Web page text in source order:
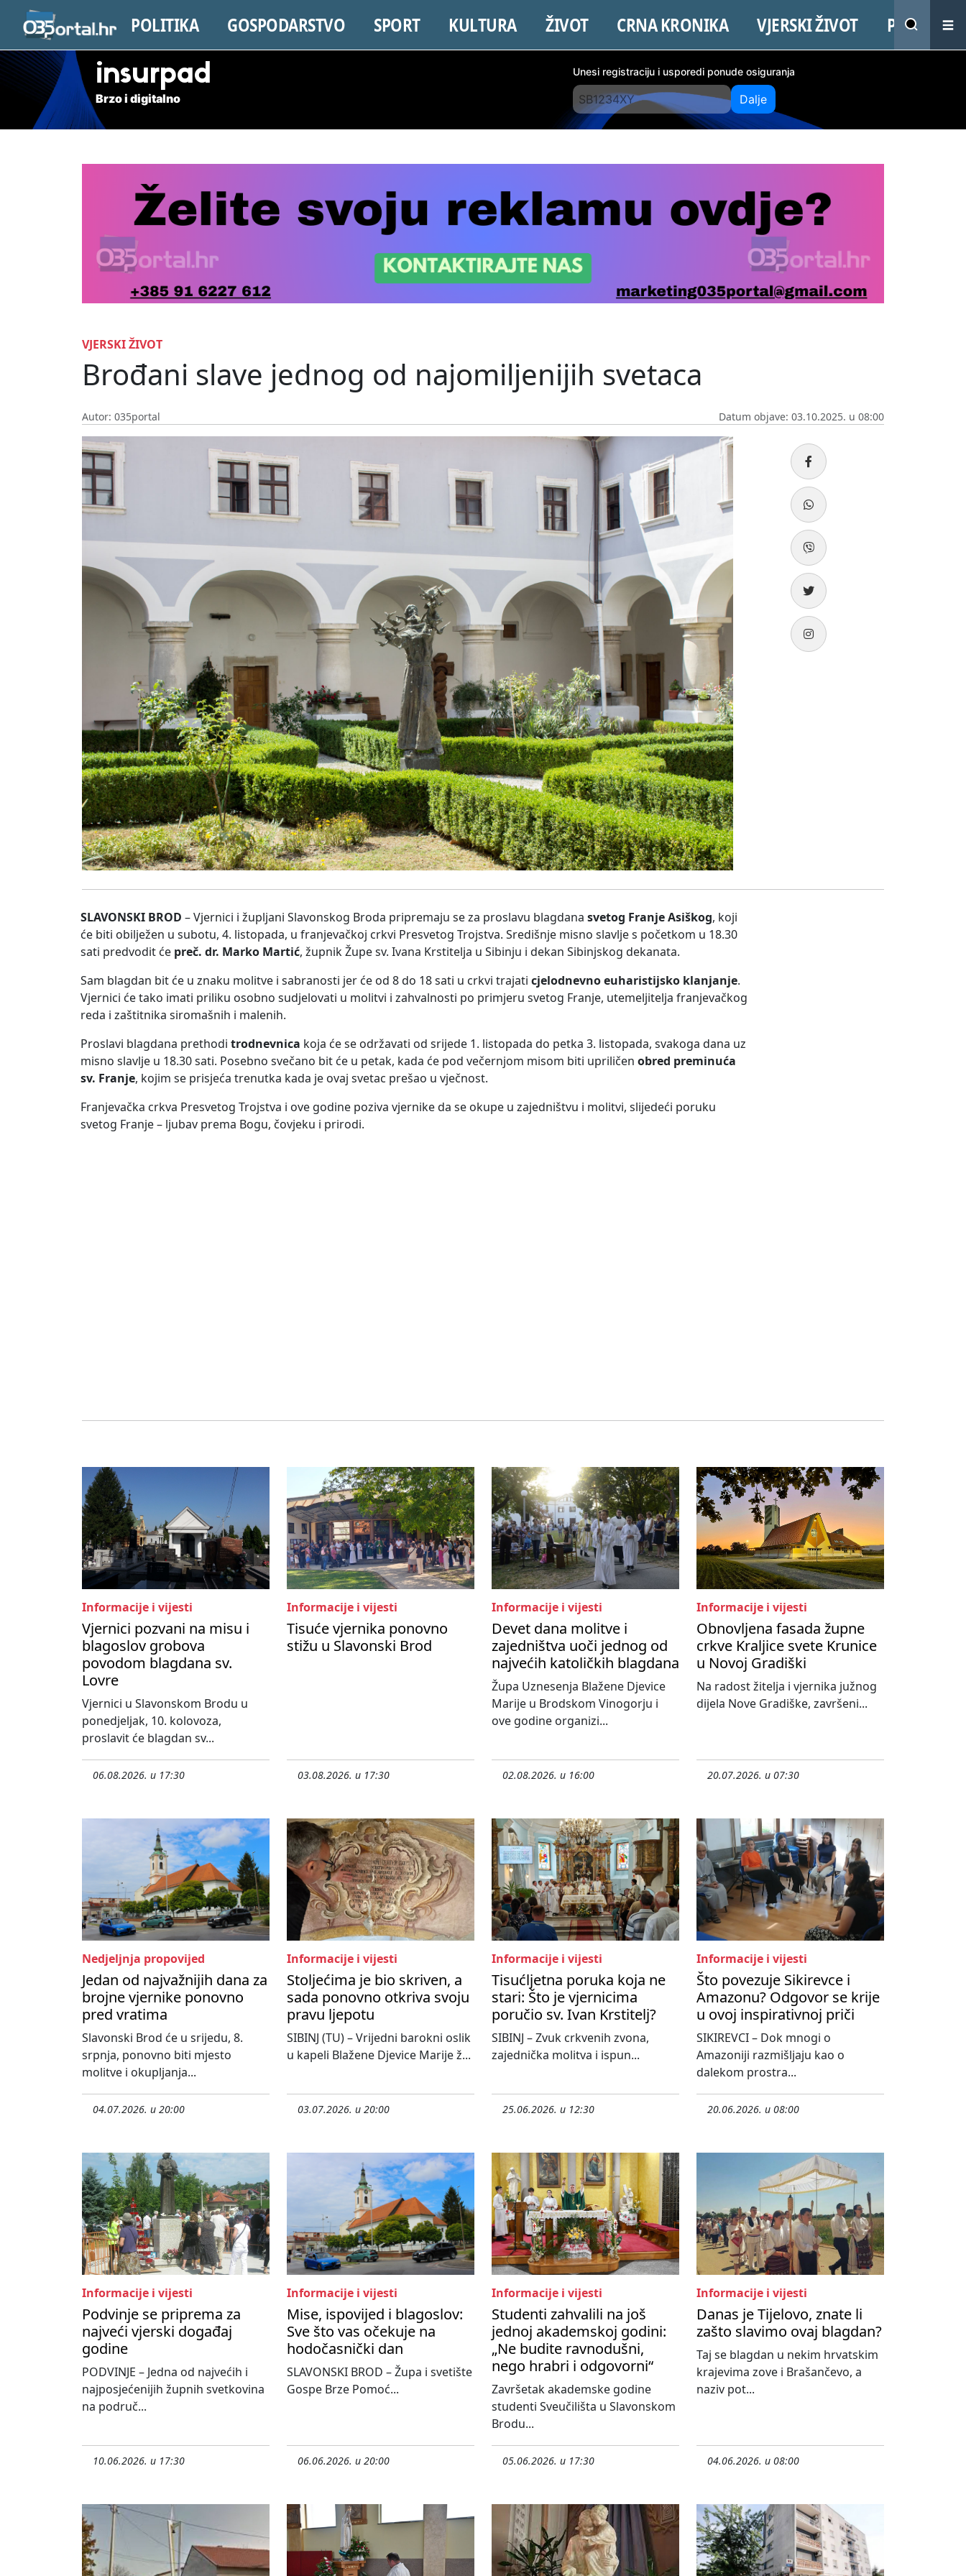
POLITIKA GOSPODARSTVO SPORT KULTURA ŽIVOT CRNA KRONIKA VJERSKI ŽIVOT PROMO
insurpad
Brzo i digitalno
Unesi registraciju i usporedi ponude osiguranja
Dalje
VJERSKI ŽIVOT
Brođani slave jednog od najomiljenijih svetaca
Autor: 035portal Datum objave: 03.10.2025. u 08:00
SLAVONSKI BROD – Vjernici i župljani Slavonskog Broda pripremaju se za proslavu blagdana svetog Franje Asiškog, koji
će biti obilježen u subotu, 4. listopada, u franjevačkoj crkvi Presvetog Trojstva. Središnje misno slavlje s početkom u 18.30
sati predvodit će preč. dr. Marko Martić, župnik Župe sv. Ivana Krstitelja u Sibinju i dekan Sibinjskog dekanata.
Sam blagdan bit će u znaku molitve i sabranosti jer će od 8 do 18 sati u crkvi trajati cjelodnevno euharistijsko klanjanje.
Vjernici će tako imati priliku osobno sudjelovati u molitvi i zahvalnosti po primjeru svetog Franje, utemeljitelja franjevačkog
reda i zaštitnika siromašnih i malenih.
Proslavi blagdana prethodi trodnevnica koja će se održavati od srijede 1. listopada do petka 3. listopada, svakoga dana uz
misno slavlje u 18.30 sati. Posebno svečano bit će u petak, kada će pod večernjom misom biti upriličen obred preminuća
sv. Franje, kojim se prisjeća trenutka kada je ovaj svetac prešao u vječnost.
Franjevačka crkva Presvetog Trojstva i ove godine poziva vjernike da se okupe u zajedništvu i molitvi, slijedeći poruku
svetog Franje – ljubav prema Bogu, čovjeku i prirodi.
Informacije i vijesti
Vjernici pozvani na misu i
blagoslov grobova
povodom blagdana sv.
Lovre
Vjernici u Slavonskom Brodu u
ponedjeljak, 10. kolovoza,
proslavit će blagdan sv...
06.08.2026. u 17:30
Informacije i vijesti
Tisuće vjernika ponovno
stižu u Slavonski Brod
03.08.2026. u 17:30
Informacije i vijesti
Devet dana molitve i
zajedništva uoči jednog od
najvećih katoličkih blagdana
Župa Uznesenja Blažene Djevice
Marije u Brodskom Vinogorju i
ove godine organizi...
02.08.2026. u 16:00
Informacije i vijesti
Obnovljena fasada župne
crkve Kraljice svete Krunice
u Novoj Gradiški
Na radost žitelja i vjernika južnog
dijela Nove Gradiške, završeni...
20.07.2026. u 07:30
Nedjeljnja propovijed
Jedan od najvažnijih dana za
brojne vjernike ponovno
pred vratima
Slavonski Brod će u srijedu, 8.
srpnja, ponovno biti mjesto
molitve i okupljanja...
04.07.2026. u 20:00
Informacije i vijesti
Stoljećima je bio skriven, a
sada ponovno otkriva svoju
pravu ljepotu
SIBINJ (TU) – Vrijedni barokni oslik
u kapeli Blažene Djevice Marije ž...
03.07.2026. u 20:00
Informacije i vijesti
Tisućljetna poruka koja ne
stari: Što je vjernicima
poručio sv. Ivan Krstitelj?
SIBINJ – Zvuk crkvenih zvona,
zajednička molitva i ispun...
25.06.2026. u 12:30
Informacije i vijesti
Što povezuje Sikirevce i
Amazonu? Odgovor se krije
u ovoj inspirativnoj priči
SIKIREVCI – Dok mnogi o
Amazoniji razmišljaju kao o
dalekom prostra...
20.06.2026. u 08:00
Informacije i vijesti
Podvinje se priprema za
najveći vjerski događaj
godine
PODVINJE – Jedna od najvećih i
najposjećenijih župnih svetkovina
na područ...
10.06.2026. u 17:30
Informacije i vijesti
Mise, ispovijed i blagoslov:
Sve što vas očekuje na
hodočasnički dan
SLAVONSKI BROD – Župa i svetište
Gospe Brze Pomoć...
06.06.2026. u 20:00
Informacije i vijesti
Studenti zahvalili na još
jednoj akademskoj godini:
„Ne budite ravnodušni,
nego hrabri i odgovorni“
Završetak akademske godine
studenti Sveučilišta u Slavonskom
Brodu...
05.06.2026. u 17:30
Informacije i vijesti
Danas je Tijelovo, znate li
zašto slavimo ovaj blagdan?
Taj se blagdan u nekim hrvatskim
krajevima zove i Brašančevo, a
naziv pot...
04.06.2026. u 08:00